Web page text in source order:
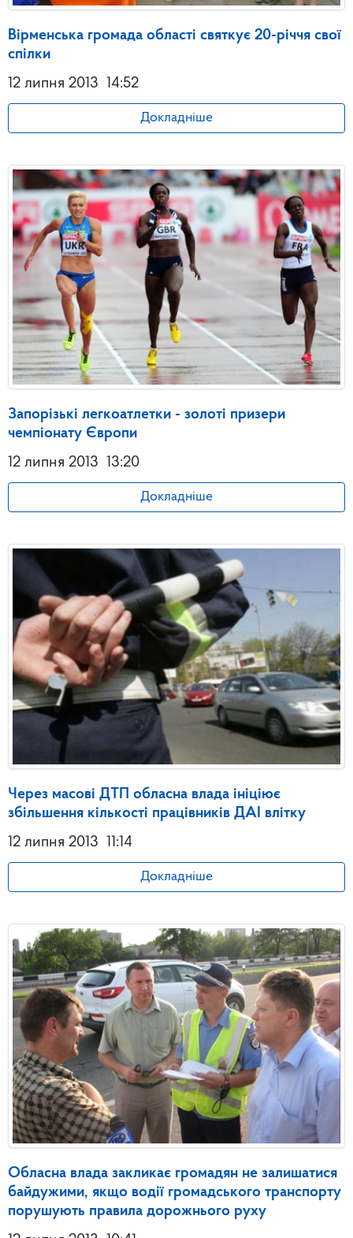
Вірменська громада області святкує 20-річчя свої
спілки
12 липня 2013 14:52
Докладніше
Запорізькі легкоатлетки - золоті призери
чемпіонату Європи
12 липня 2013
13:20
Докладніше
Через масові ДТП обласна влада ініціює
збільшення кількості працівників ДАІ влітку
12 липня 2013 11:14
Докладніше
Обласна влада закликає громадян не залишатися
байдужими, якщо водії громадського транспорту
порушують правила дорожнього руху